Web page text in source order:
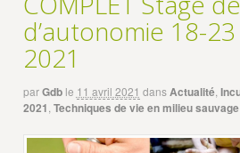
d’autonomie 18-
2021
parGdb le 11 avril 2021 dans Actualité,
2021 Techniques de vie en milieu sauvage